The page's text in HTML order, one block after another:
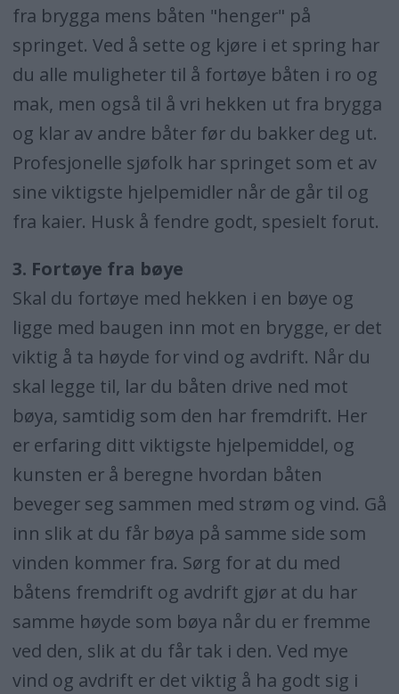
fra brygga mens båten "henger" på
springet. Ved å sette og kjøre i et spring har
du alle muligheter til å fortøye båten i ro og
mak, men også til å vri hekken ut fra brygga
og klar av andre båter før du bakker deg ut.
Profesjonelle sjøfolk har springet som et av
sine viktigste hjelpemidler når de går til og
fra kaier. Husk å fendre godt, spesielt forut.
3. Fortøye fra bøye
Skal du fortøye med hekken i en bøye og
ligge med baugen inn mot en brygge, er det
viktig å ta høyde for vind og avdrift. Når du
skal legge til, lar du båten drive ned mot
bøya, samtidig som den har fremdrift. Her
er erfaring ditt viktigste hjelpemiddel, og
kunsten er å beregne hvordan båten
beveger seg sammen med strøm og vind. Gå
inn slik at du får bøya på samme side som
vinden kommer fra. Sørg for at du med
båtens fremdrift og avdrift gjør at du har
samme høyde som bøya når du er fremme
ved den, slik at du får tak i den. Ved mye
vind og avdrift er det viktig å ha godt sig i